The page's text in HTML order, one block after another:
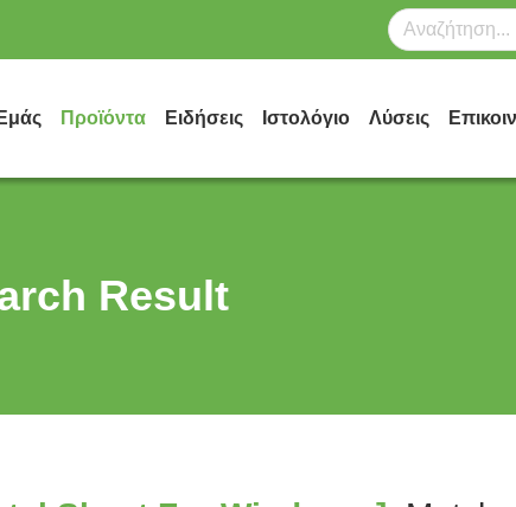
Προϊόντα Ειδήσεις Ιστολόγιο Λύσεις
Result